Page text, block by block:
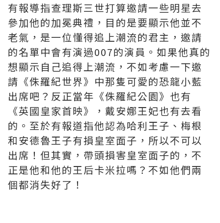
有報導指查理斯三世打算邀請一些明星去
參加他的加冕典禮，目的是要顯示他並不
老氣，是一位懂得追上潮流的君主，邀請
的名單中會有演過007的演員。如果他真的
想顯示自己追得上潮流，不如考慮一下邀
請《侏羅紀世界》中那隻可愛的恐龍小藍
出席吧？反正當年《侏羅紀公園》也有
《英國皇家首映》，戴安娜王妃也有去看
的。至於有報道指他認為哈利王子、梅根
和安德魯王子有損皇室面子，所以不可以
出席！但其實，帶頭損害皇室面子的，不
正是他和他的王后卡米拉嗎？不如他們兩
個都消失好了！